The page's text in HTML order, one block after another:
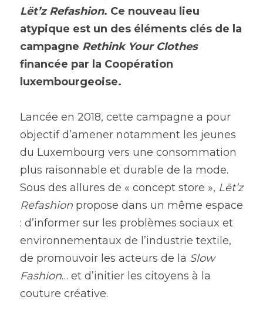
Lët’z Refashion. Ce nouveau lieu
atypique est un des éléments clés de la
campagne Rethink Your Clothes
financée par la Coopération
luxembourgeoise.
Lancée en 2018, cette campagne a pour
objectif d’amener notamment les jeunes
du Luxembourg vers une consommation
plus raisonnable et durable de la mode.
Sous des allures de « concept store », Lët’z
Refashion propose dans un même espace
: d’informer sur les problèmes sociaux et
environnementaux de l’industrie textile,
de promouvoir les acteurs de la Slow
Fashion… et d’initier les citoyens à la
couture créative.